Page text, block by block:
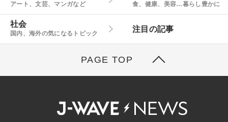
アート、文芸、マンガなど 食、健康、美容…暮らし豊かに
社会
国内、海外の気になるトピック
注目の記事
PAGE TOP